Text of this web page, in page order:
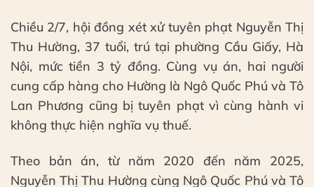
Chiều 2/7, hội đồng xét xử tuyên phạt Nguyễn Thị
Thu Hường, 37 tuổi, trú tại phường Cầu Giấy, Hà
Nội, mức tiền 3 tỷ đồng. Cùng vụ án, hai người
cung cấp hàng cho Hường là Ngô Quốc Phú và Tô
Lan Phương cũng bị tuyên phạt vì cùng hành vi
không thực hiện nghĩa vụ thuế.
Theo bản án, từ năm 2020 đến năm 2025,
Nguyễn Thị Thu Hường cùng Ngô Quốc Phú và Tô